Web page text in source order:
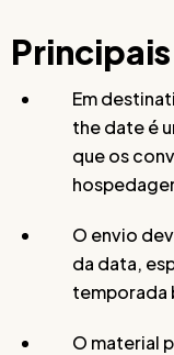
Em
the date é
que os
O envio
da data,
temporada
O material